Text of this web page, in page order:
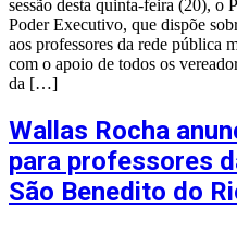
sessão desta quinta-feira (20), o
Poder Executivo, que dispõe
aos professores da rede pública
com o apoio de todos os
da […]
Wallas Rocha
para professores
São Benedito do